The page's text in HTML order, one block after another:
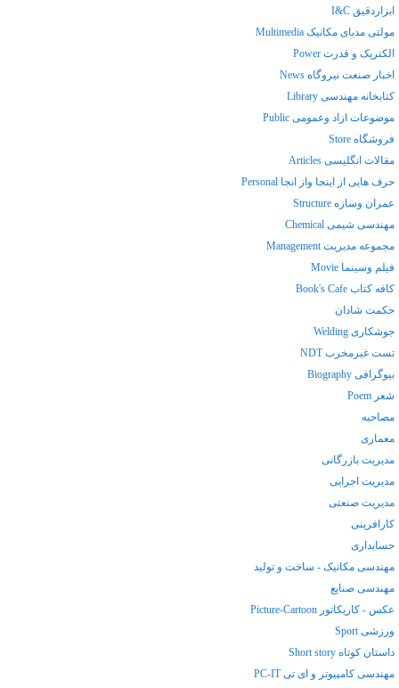
ابزاردقیق I&C
مولتی مدیای مکانیک Multimedia
الکتریک و قدرت Power
اخبار صنعت نیروگاه News
کتابخانه مهندسی Library
موضوعات ازاد وعمومی Public
فروشگاه Store
مقالات انگلیسی Articles
حرف هایی از اینجا واز انجا Personal
عمران وسازه Structure
مهندسی شیمی Chemical
مجموعه مدیریت Management
فیلم وسینما Movie
کافه کتاب Book's Cafe
حکمت شادان
جوشکاری Welding
تست غیرمخرب NDT
بیوگرافی Biography
شعر Poem
مصاحبه
معماری
مدیریت بازرگانی
مدیریت اجرایی
مدیریت صنعتی
کارافرینی
حسابداری
مهندسی مکانیک - ساخت و تولید
مهندسی صنایع
عکس - کاریکاتور Picture-Cartoon
ورزشی Sport
داستان کوتاه Short story
مهندسی کامپیوتر و ای تی PC-IT